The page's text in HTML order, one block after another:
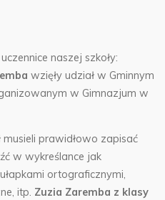
naszej szkoły:
wzięły udział w Gminnym
w Gimnazjum w
musieli prawidłowo zapisać
w wykreślance jak
ortograficznymi,
itp. Zuzia Zaremba z klasy